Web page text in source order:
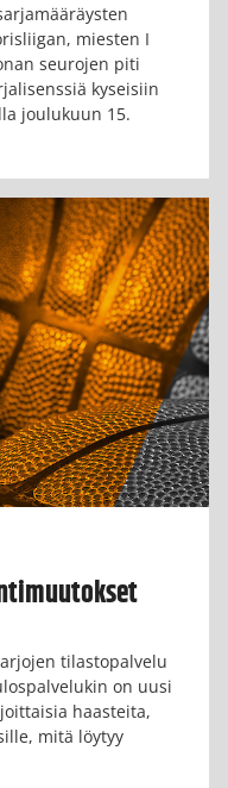
miesten I
seurojen piti
kyseisiin
joulukuun 15.
tilastopalvelu
on uusi
haasteita,
mitä löytyy